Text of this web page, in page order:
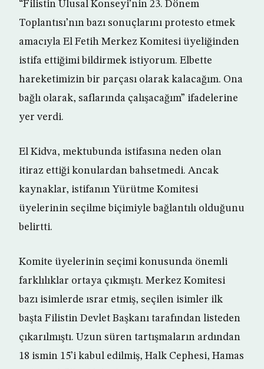
“Filistin Ulusal Konseyi’nin 23. Dönem
Toplantısı’nın bazı sonuçlarını protesto etmek
amacıyla El Fetih Merkez Komitesi üyeliğinden
istifa ettiğimi bildirmek istiyorum. Elbette
hareketimizin bir parçası olarak kalacağım. Ona
bağlı olarak, saflarında çalışacağım” ifadelerine
yer verdi.
El Kidva, mektubunda istifasına neden olan
itiraz ettiği konulardan bahsetmedi. Ancak
kaynaklar, istifanın Yürütme Komitesi
üyelerinin seçilme biçimiyle bağlantılı olduğunu
belirtti.
Komite üyelerinin seçimi konusunda önemli
farklılıklar ortaya çıkmıştı. Merkez Komitesi
bazı isimlerde ısrar etmiş, seçilen isimler ilk
başta Filistin Devlet Başkanı tarafından listeden
çıkarılmıştı. Uzun süren tartışmaların ardından
18 ismin 15’i kabul edilmiş, Halk Cephesi, Hamas